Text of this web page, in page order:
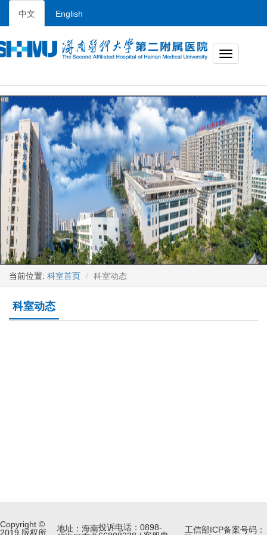
中文 English
当前位置: 科室首页 科室动态
科室动态
Copyright ©
2019 版权所
地址：海南投诉电话：0898-
工信部ICP备案号码：